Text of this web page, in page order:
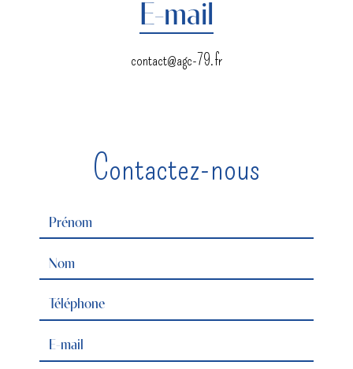
E-mail
contact@agc-79.fr
Contactez-nous